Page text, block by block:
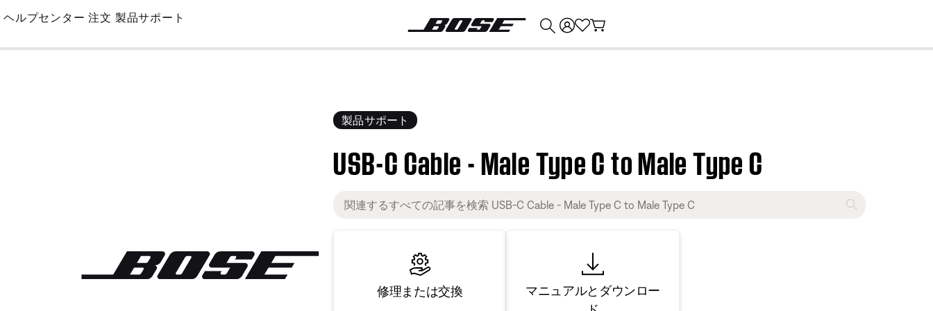
Skip
Main
ヘルプセンター 注文 製品サポート
製品サポート
USB-C Cable - Male Type C to Male Type C
修理または交換
マニュアルとダウンロー